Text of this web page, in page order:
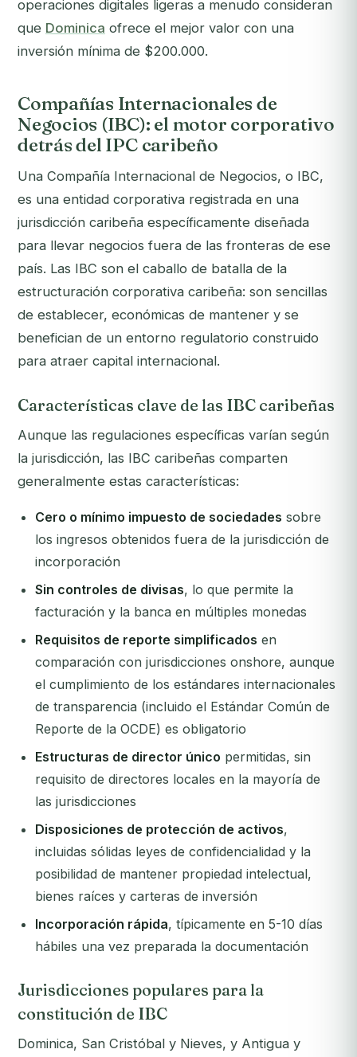
operaciones digitales ligeras a menudo consideran
que Dominica ofrece el mejor valor con una
inversión mínima de $200.000.
Compañías Internacionales de
Negocios (IBC): el motor corporativo
detrás del IPC caribeño
Una Compañía Internacional de Negocios, o IBC,
es una entidad corporativa registrada en una
jurisdicción caribeña específicamente diseñada
para llevar negocios fuera de las fronteras de ese
país. Las IBC son el caballo de batalla de la
estructuración corporativa caribeña: son sencillas
de establecer, económicas de mantener y se
benefician de un entorno regulatorio construido
para atraer capital internacional.
Características clave de las IBC caribeñas
Aunque las regulaciones específicas varían según
la jurisdicción, las IBC caribeñas comparten
generalmente estas características:
Cero o mínimo impuesto de sociedades sobre
los ingresos obtenidos fuera de la jurisdicción de
incorporación
Sin controles de divisas, lo que permite la
facturación y la banca en múltiples monedas
Requisitos de reporte simplificados en
comparación con jurisdicciones onshore, aunque
el cumplimiento de los estándares internacionales
de transparencia (incluido el Estándar Común de
Reporte de la OCDE) es obligatorio
Estructuras de director único permitidas, sin
requisito de directores locales en la mayoría de
las jurisdicciones
Disposiciones de protección de activos,
incluidas sólidas leyes de confidencialidad y la
posibilidad de mantener propiedad intelectual,
bienes raíces y carteras de inversión
Incorporación rápida, típicamente en 5-10 días
hábiles una vez preparada la documentación
Jurisdicciones populares para la
constitución de IBC
Dominica, San Cristóbal y Nieves, y Antigua y